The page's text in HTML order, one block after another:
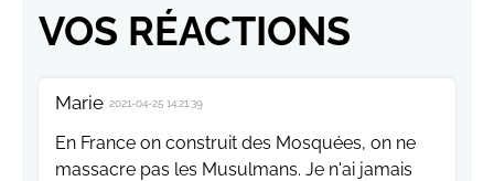
VOS RÉACTIONS
Marie 2021-04-25 14:21:39
En France on construit des Mosquées, on ne
massacre pas les Musulmans. Je n'ai jamais